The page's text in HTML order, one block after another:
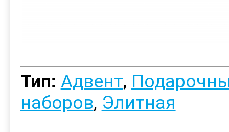
Тип: Адвент,
наборов, Элитная